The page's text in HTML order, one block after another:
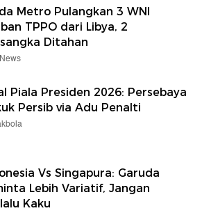
Metro Pulangkan 3 WNI
TPPO dari Libya, 2
Ditahan
Piala Presiden 2026: Persebaya
Persib via Adu Penalti
Vs Singapura: Garuda
Lebih Variatif, Jangan
Kaku